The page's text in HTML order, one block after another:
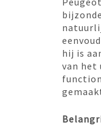
hij is
van het